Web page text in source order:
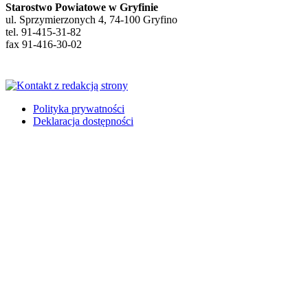
Starostwo Powiatowe w Gryfinie
ul. Sprzymierzonych 4, 74-100 Gryfino
tel. 91-415-31-82
fax 91-416-30-02
Polityka prywatności
Deklaracja dostępności